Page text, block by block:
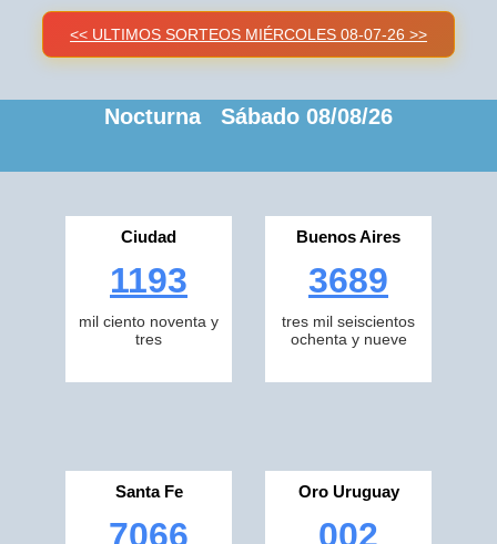
<< ULTIMOS SORTEOS MIÉRCOLES 08-07-26 >>
Nocturna Sábado 08/08/26
Ciudad
1193
mil ciento noventa y
tres
Buenos Aires
3689
tres mil seiscientos
ochenta y nueve
Santa Fe
7066
Oro Uruguay
002